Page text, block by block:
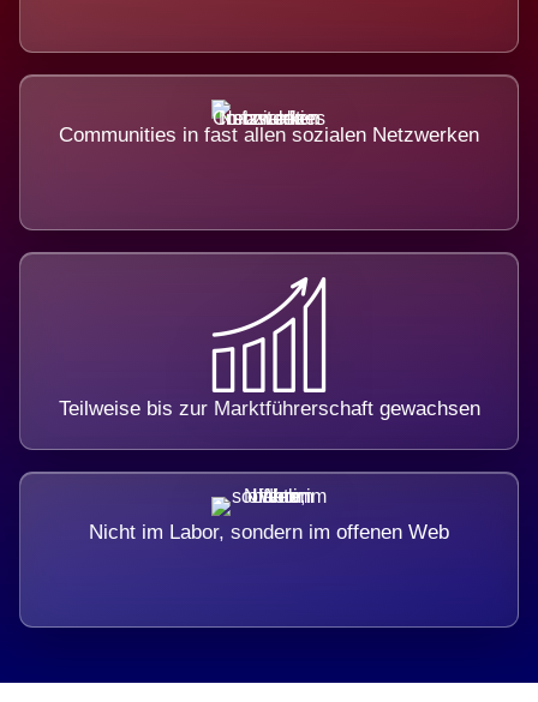
Communities in fast allen sozialen Netzwerken
Teilweise bis zur Marktführerschaft gewachsen
Nicht im Labor, sondern im offenen Web